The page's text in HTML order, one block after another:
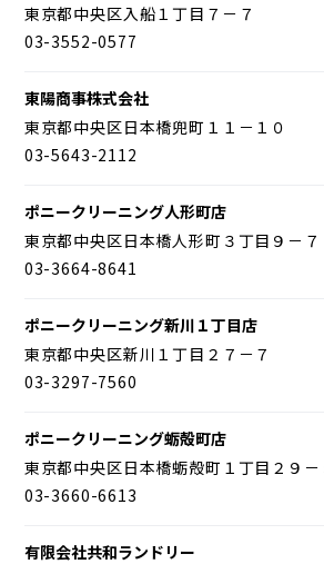
東京都中央区入船１丁目７－７
03-3552-0577
東陽商事株式会社
東京都中央区日本橋兜町１１－１０
03-5643-2112
ポニークリーニング人形町店
東京都中央区日本橋人形町３丁目９－７
03-3664-8641
ポニークリーニング新川１丁目店
東京都中央区新川１丁目２７－７
03-3297-7560
ポニークリーニング蛎殻町店
東京都中央区日本橋蛎殻町１丁目２９－
03-3660-6613
有限会社共和ランドリー